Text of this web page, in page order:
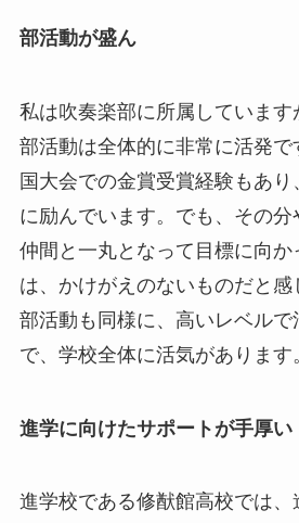
部活動が盛ん
私は吹奏楽部に所属していま
部活動は全体的に非常に活発で
国大会での金賞受賞経験もあ
に励んでいます。でも、その分
仲間と一丸となって目標に向か
は、かけがえのないものだと
部活動も同様に、高いレベル
で、学校全体に活気があります
進学に向けたサポートが手厚い
進学校である修猷館高校では、